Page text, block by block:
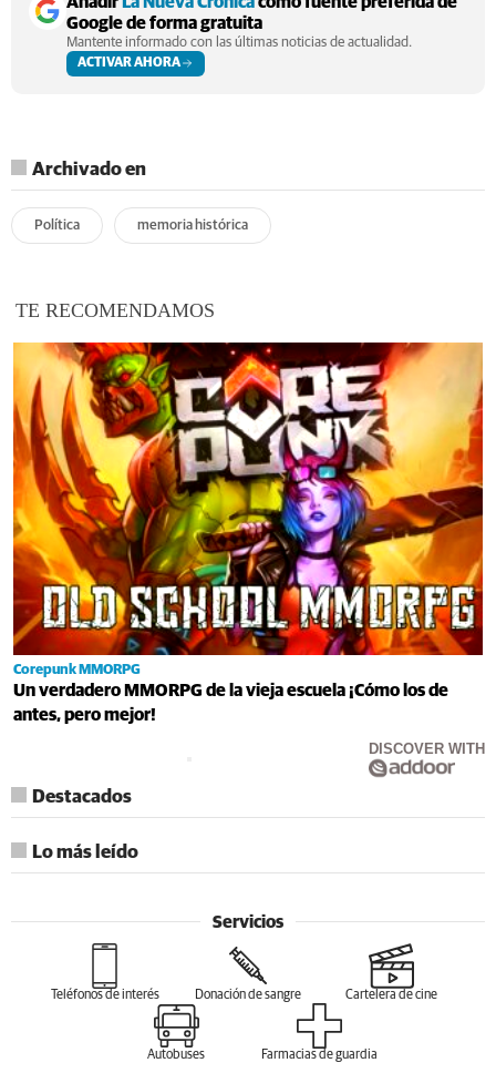
Google de forma gratuita
Mantente informado con las últimas noticias de actualidad.
ACTIVAR AHORA
Archivado en
Política memoria histórica
TE RECOMENDAMOS
Corepunk MMORPG
Un verdadero MMORPG de la vieja escuela ¡Cómo los de
antes, pero mejor!
DISCOVER WITH
Destacados
Lo más leído
Servicios
Teléfonos de interés Donación de sangre Cartelera de cine
Autobuses Farmacias de guardia